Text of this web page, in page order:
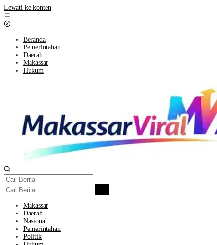
Lewati ke konten
Beranda
Pemerintahan
Daerah
Makassar
Hukum
Makassar
Daerah
Nasional
Pemerintahan
Politik